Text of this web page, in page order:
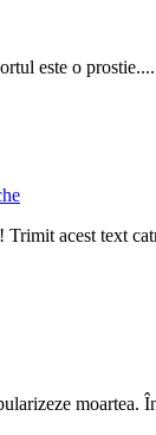
este o prostie....
Trimit acest text
moartea.